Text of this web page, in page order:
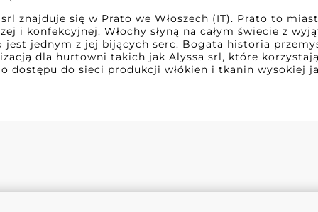
znajduje się w Prato we Włoszech (IT). Prato to
i konfekcyjnej. Włochy słyną na całym świecie z
jest jednym z jej bijących serc. Bogata historia
dla hurtowni takich jak Alyssa srl, które
dostępu do sieci produkcji włókien i tkanin wysokiej